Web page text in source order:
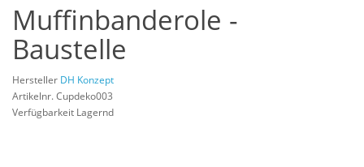
Muffinbanderole -
Baustelle
Hersteller DH Konzept
Artikelnr. Cupdeko003
Verfügbarkeit Lagernd